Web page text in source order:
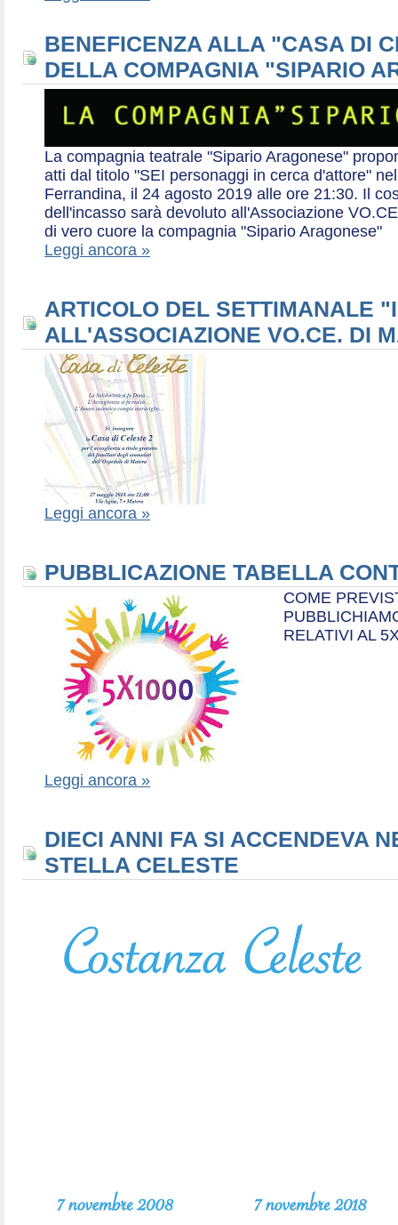
BENEFICENZA ALLA "CASA DI
DELLA COMPAGNIA "SIPARIO
La compagnia teatrale "Sipario Aragonese"
atti dal titolo "SEI personaggi in cerca d'attore"
Ferrandina, il 24 agosto 2019 alle ore 21:30. Il
dell'incasso sarà devoluto all'Associazione
di vero cuore la compagnia "Sipario Aragonese"
Leggi ancora »
ARTICOLO DEL SETTIMANALE
ALL'ASSOCIAZIONE VO.CE. DI
Leggi ancora »
PUBBLICAZIONE TABELLA
COME
RELATIVI AL
Leggi ancora »
DIECI ANNI FA SI ACCENDEVA
STELLA CELESTE